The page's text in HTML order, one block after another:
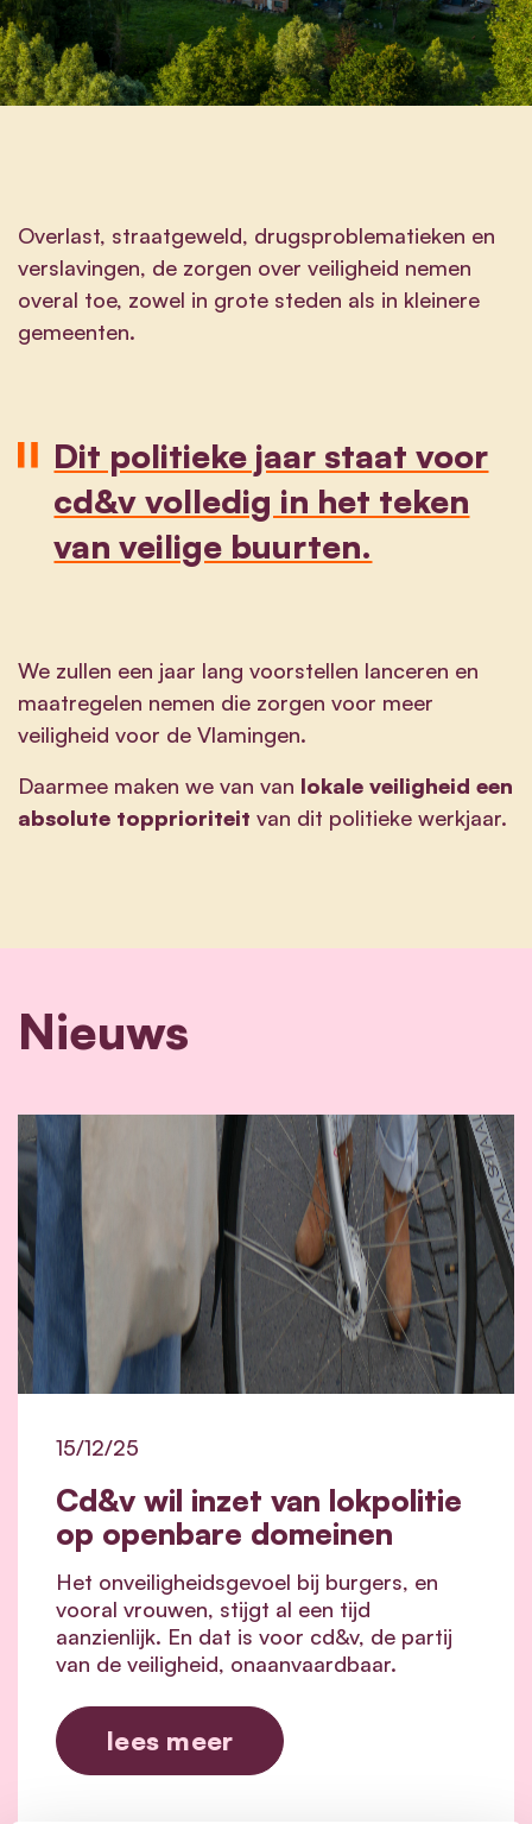
Overlast, straatgeweld, drugsproblematieken en
verslavingen, de zorgen over veiligheid nemen
overal toe, zowel in grote steden als in kleinere
gemeenten.
Dit politieke jaar staat voor
cd&v volledig in het teken
van veilige buurten.
We zullen een jaar lang voorstellen lanceren en
maatregelen nemen die zorgen voor meer
veiligheid voor de Vlamingen.
Daarmee maken we van van lokale veiligheid een
absolute topprioriteit van dit politieke werkjaar.
Nieuws
Cd&v wil inzet van lokpolitie
op openbare domeinen
15/12/25
Het onveiligheidsgevoel bij burgers, en
vooral vrouwen, stijgt al een tijd
aanzienlijk. En dat is voor cd&v, de partij
van de veiligheid, onaanvaardbaar.
lees meer